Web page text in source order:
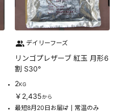
デイリーフーズ
リンゴプレザーブ 紅玉 月形6
割 S30°
2KG
￥2,435から
最短8月20日お届け 常温のみ